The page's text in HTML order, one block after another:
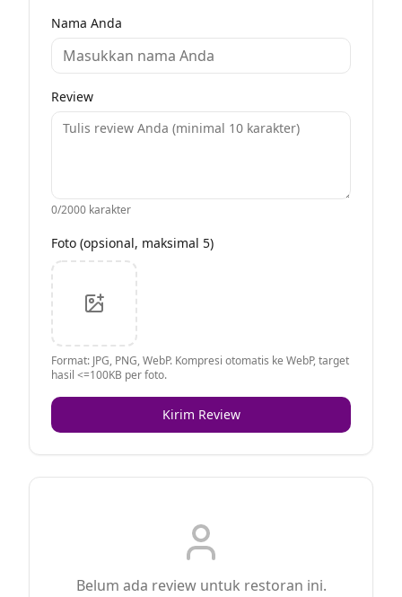
Nama Anda
Review
0/2000 karakter
Foto (opsional, maksimal 5)
Format: JPG, PNG, WebP. Kompresi otomatis ke WebP, target
hasil <=100KB per foto.
Kirim Review
Belum ada review untuk restoran ini.